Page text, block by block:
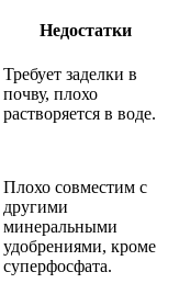
Недостатки
Требует заделки в
почву, плохо
растворяется в воде.
Плохо совместим с
другими
минеральными
удобрениями, кроме
суперфосфата.